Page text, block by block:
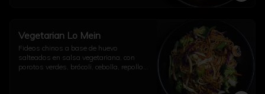
Vegetarian Lo Mein
Fideos chinos a base de huevo
salteados en salsa vegetariana, con
porotos verdes, brócoli, cebolla, repollo,